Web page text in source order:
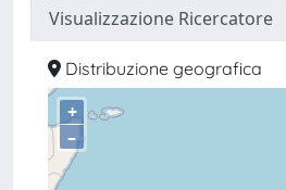
Visualizzazione Ricercatore
Distribuzione geografica
+
–